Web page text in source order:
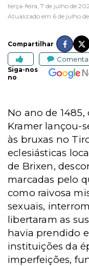
terça-feira, 7 de julho de
Atualizado em 6 de julho de
Compartilhar
Siga-nos
no
No ano de
Kramer lançou-
às bruxas no
eclesiásticas
de Brixen,
marcadas pelo
como raivosa
sexuais,
libertaram as
havia prendido
instituições da
imperfeições,